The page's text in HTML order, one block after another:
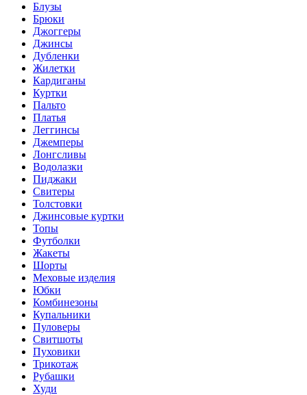
Блузы
Брюки
Джоггеры
Джинсы
Дубленки
Жилетки
Кардиганы
Куртки
Пальто
Платья
Леггинсы
Джемперы
Лонгсливы
Водолазки
Пиджаки
Свитеры
Толстовки
Джинсовые куртки
Топы
Футболки
Жакеты
Шорты
Меховые изделия
Юбки
Комбинезоны
Купальники
Пуловеры
Свитшоты
Пуховики
Трикотаж
Рубашки
Худи